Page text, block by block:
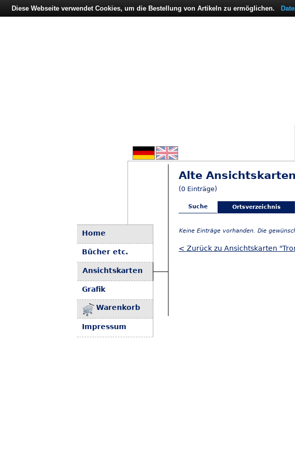
Home
Bücher etc.
Ansichtskarten
Grafik
Warenkorb
Impressum
Alte
(0 Einträge)
Suche Ortsverzeichnis
Keine Einträge vorhanden. Die
< Zurück zu Ansichtskarten
Diese Webseite verwendet Cookies, um die Bestellung von Artikeln zu ermöglichen.